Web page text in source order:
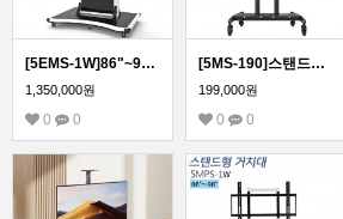
[5EMS-1W]86"~98" 전동형 스탠드 거치대/국내제작! 티비존 신제품!
1,350,000원
0 0
[5MS-190]스탠드형 모니터 거치대 55~90인치 모든 TV 모니터 호환
199,000원
0 0